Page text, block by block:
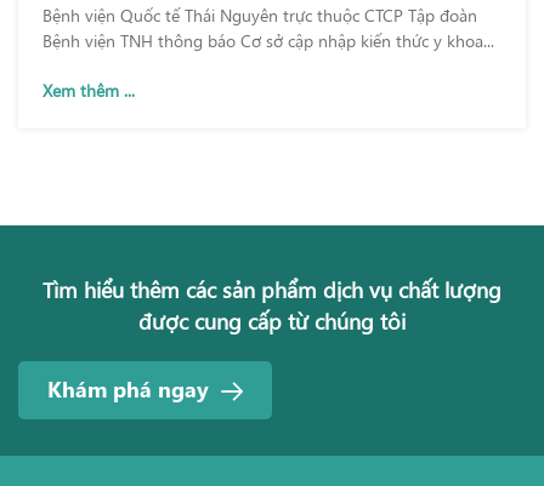
Bệnh viện Quốc tế Thái Nguyên trực thuộc CTCP Tập đoàn
Bệnh viện TNH thông báo Cơ sở cập nhập kiến thức y khoa...
Xem thêm ...
Tìm hiểu thêm các sản phẩm dịch vụ chất lượng
được cung cấp từ chúng tôi
Khám phá ngay